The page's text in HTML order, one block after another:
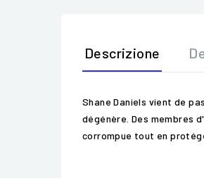
Descrizione
Shane Daniels vient de
dégénère. Des membres
corrompue tout en